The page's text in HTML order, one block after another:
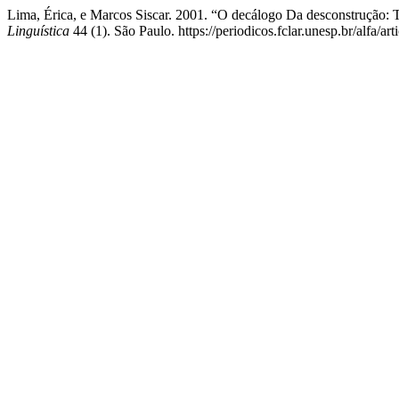
Lima, Érica, e Marcos Siscar. 2001. “O decálogo Da
Linguística 44 (1). São Paulo. https://periodicos.fclar.unesp.br/alfa/